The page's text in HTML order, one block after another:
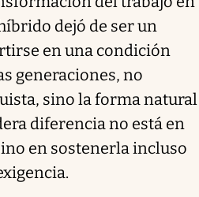
dejó de ser un
en una condición
generaciones, no
sino la forma natural
diferencia no está en
en sostenerla incluso